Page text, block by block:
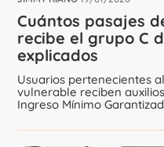
Cuántos pasajes
recibe el grupo C
explicados
Usuarios pertenecientes
vulnerable reciben
Ingreso Mínimo